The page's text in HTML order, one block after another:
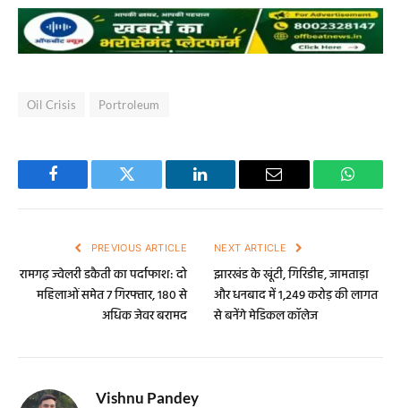
Oil Crisis Portroleum
Facebook Twitter LinkedIn Email
PREVIOUS ARTICLE
रामगढ़ ज्वेलरी डकैती का पर्दाफाश: दो
महिलाओं समेत 7 गिरफ्तार, 180 से
अधिक जेवर बरामद
NEXT ARTICLE
झारखंड के खूंटी, गिरिडीह, जामताड़ा
और धनबाद में 1,249 करोड़ की लागत
से बनेंगे मेडिकल कॉलेज
Vishnu Pandey